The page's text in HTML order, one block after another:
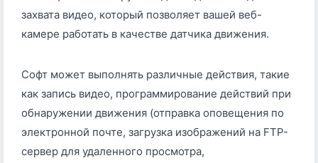
захвата видео, который позволяет вашей веб-
камере работать в качестве датчика движения.
Софт может выполнять различные действия, такие
как запись видео, программирование действий при
обнаружении движения (отправка оповещения по
электронной почте, загрузка изображений на FTP-
сервер для удаленного просмотра,